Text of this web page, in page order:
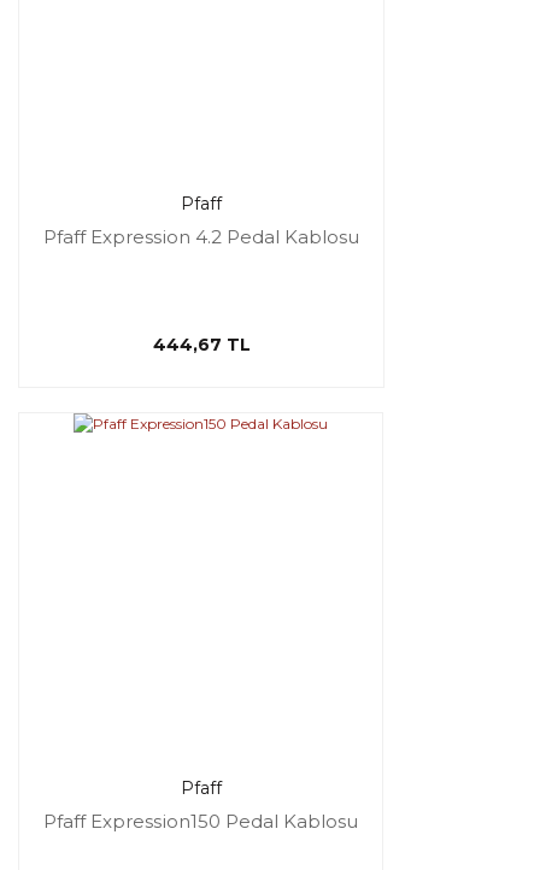
Pfaff
Pfaff Expression 4.2 Pedal Kablosu
444,67 TL
Pfaff
Pfaff Expression150 Pedal Kablosu